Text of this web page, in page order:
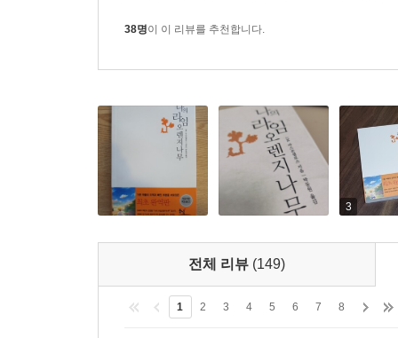
38명이 이 리뷰를 추천합니다.
3
전체 리뷰 (149)
1 2 3 4 5 6 7 8